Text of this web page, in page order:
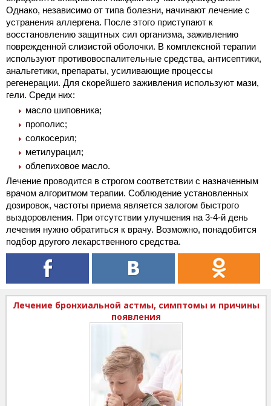
Однако, независимо от типа болезни, начинают лечение с
устранения аллергена. После этого приступают к
восстановлению защитных сил организма, заживлению
поврежденной слизистой оболочки. В комплексной терапии
используют противовоспалительные средства, антисептики,
анальгетики, препараты, усиливающие процессы
регенерации. Для скорейшего заживления используют мази,
гели. Среди них:
масло шиповника;
прополис;
солкосерил;
метилурацил;
облепиховое масло.
Лечение проводится в строгом соответствии с назначенным
врачом алгоритмом терапии. Соблюдение установленных
дозировок, частоты приема является залогом быстрого
выздоровления. При отсутствии улучшения на 3-4-й день
лечения нужно обратиться к врачу. Возможно, понадобится
подбор другого лекарственного средства.
Лечение бронхиальной астмы, симптомы и причины
появления